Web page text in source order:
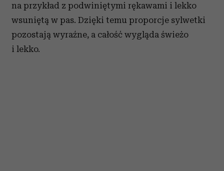
na przykład z podwiniętymi rękawami i lekko
wsuniętą w pas. Dzięki temu proporcje sylwetki
pozostają wyraźne, a całość wygląda świeżo
i lekko.